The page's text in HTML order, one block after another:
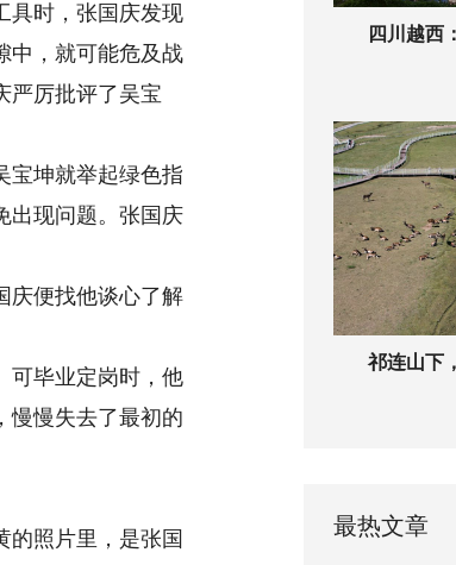
时，张国庆发现
中，就可能危及战
严厉批评了吴宝
坤就举起绿色指
出现问题。张国庆
便找他谈心了解
毕业定岗时，他
慢慢失去了最初的
照片里，是张国
四川越西
祁连山下
最热文章